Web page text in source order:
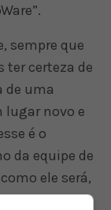
sempre que
ter certeza de
de uma
lugar novo e
é o
da equipe de
ele será,